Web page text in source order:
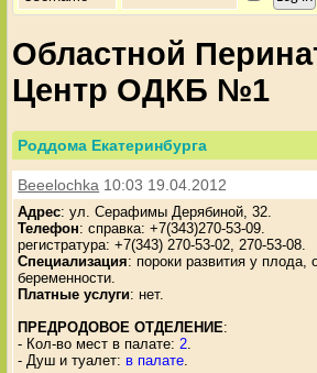
Областной
Центр ОДКБ №1
Роддома Екатеринбурга
Beeelochka 10:03 19.04.2012
Адрес: ул. Серафимы Дерябиной, 32.
Телефон: справка: +7(343)270-53-09.
регистратура: +7(343) 270-53-02, 270-53-08.
Специализация: пороки развития у плода,
беременности.
Платные услуги: нет.
ПРЕДРОДОВОЕ ОТДЕЛЕНИЕ:
- Кол-во мест в палате: 2
- Душ и туалет:в палате